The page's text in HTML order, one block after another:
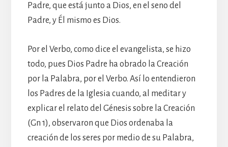
Padre, que está junto a Dios, en el seno del
Padre, y Él mismo es Dios.
Por el Verbo, como dice el evangelista, se hizo
todo, pues Dios Padre ha obrado la Creación
por la Palabra, por el Verbo. Así lo entendieron
los Padres de la Iglesia cuando, al meditar y
explicar el relato del Génesis sobre la Creación
(Gn 1), observaron que Dios ordenaba la
creación de los seres por medio de su Palabra,